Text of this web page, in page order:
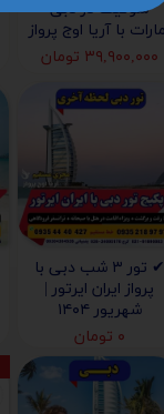
سوئیت در دبی
با آریا اوج پرواز
۳۹,۹۰۰,۰۰۰ تومان
✔ تور ۳ شب دبی با
پرواز ایران ایرتور |
شهریور ۱۴۰۴
۰ تومان